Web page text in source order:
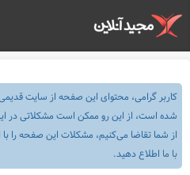
کاربر گرامی، محتوای این صفحه از سایت
شده است، از این رو ممکن است مشکلاتی در
از شما تقاضا می‌کنیم، مشکلات این صفحه را با
با ما اطلاع دهید.